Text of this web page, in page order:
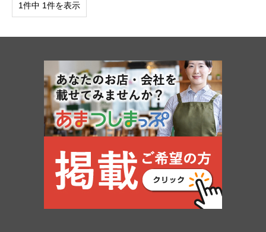
1件中 1件を表示